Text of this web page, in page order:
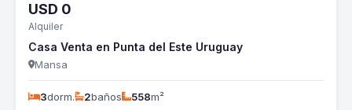
USD 0
Alquiler
Casa Venta en Punta del Este Uruguay
Mansa
3dorm. 2baños 558m²